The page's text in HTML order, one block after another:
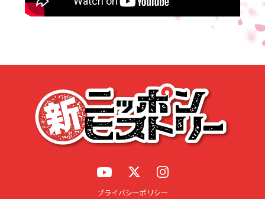
プライバシーポリシー